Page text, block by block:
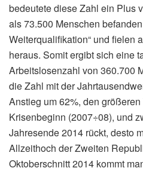
bedeutete diese Zahl ein Plus
als 73.500 Menschen
Weiterqualifikation“ und fielen
heraus. Somit ergibt sich eine
Arbeitslosenzahl von 360.700
die Zahl mit der
Anstieg um 62%, den
Krisenbeginn (2007÷08), und
Jahresende 2014 rückt, desto
Allzeithoch der Zweiten
Oktoberschnitt 2014 kommt